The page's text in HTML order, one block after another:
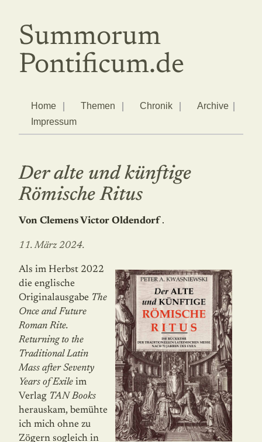
Summorum
Pontificum.de
Home Themen Chronik
Archive
Impressum
Der alte und künftige
Römische Ritus
Von Clemens Victor Oldendorf .
11. März 2024.
Als im Herbst 2022
die englische
Originalausgabe The
Once and Future
Roman Rite.
Returning to the
Traditional Latin
Mass after Seventy
Years of Exile im
Verlag TAN Books
herauskam, bemühte
ich mich ohne zu
Zögern sogleich in